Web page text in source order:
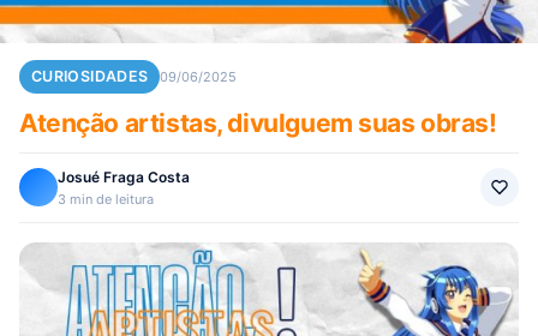
CURIOSIDADES 09/06/2025
Atenção artistas, divulguem suas obras!
Josué Fraga Costa
3 min de leitura